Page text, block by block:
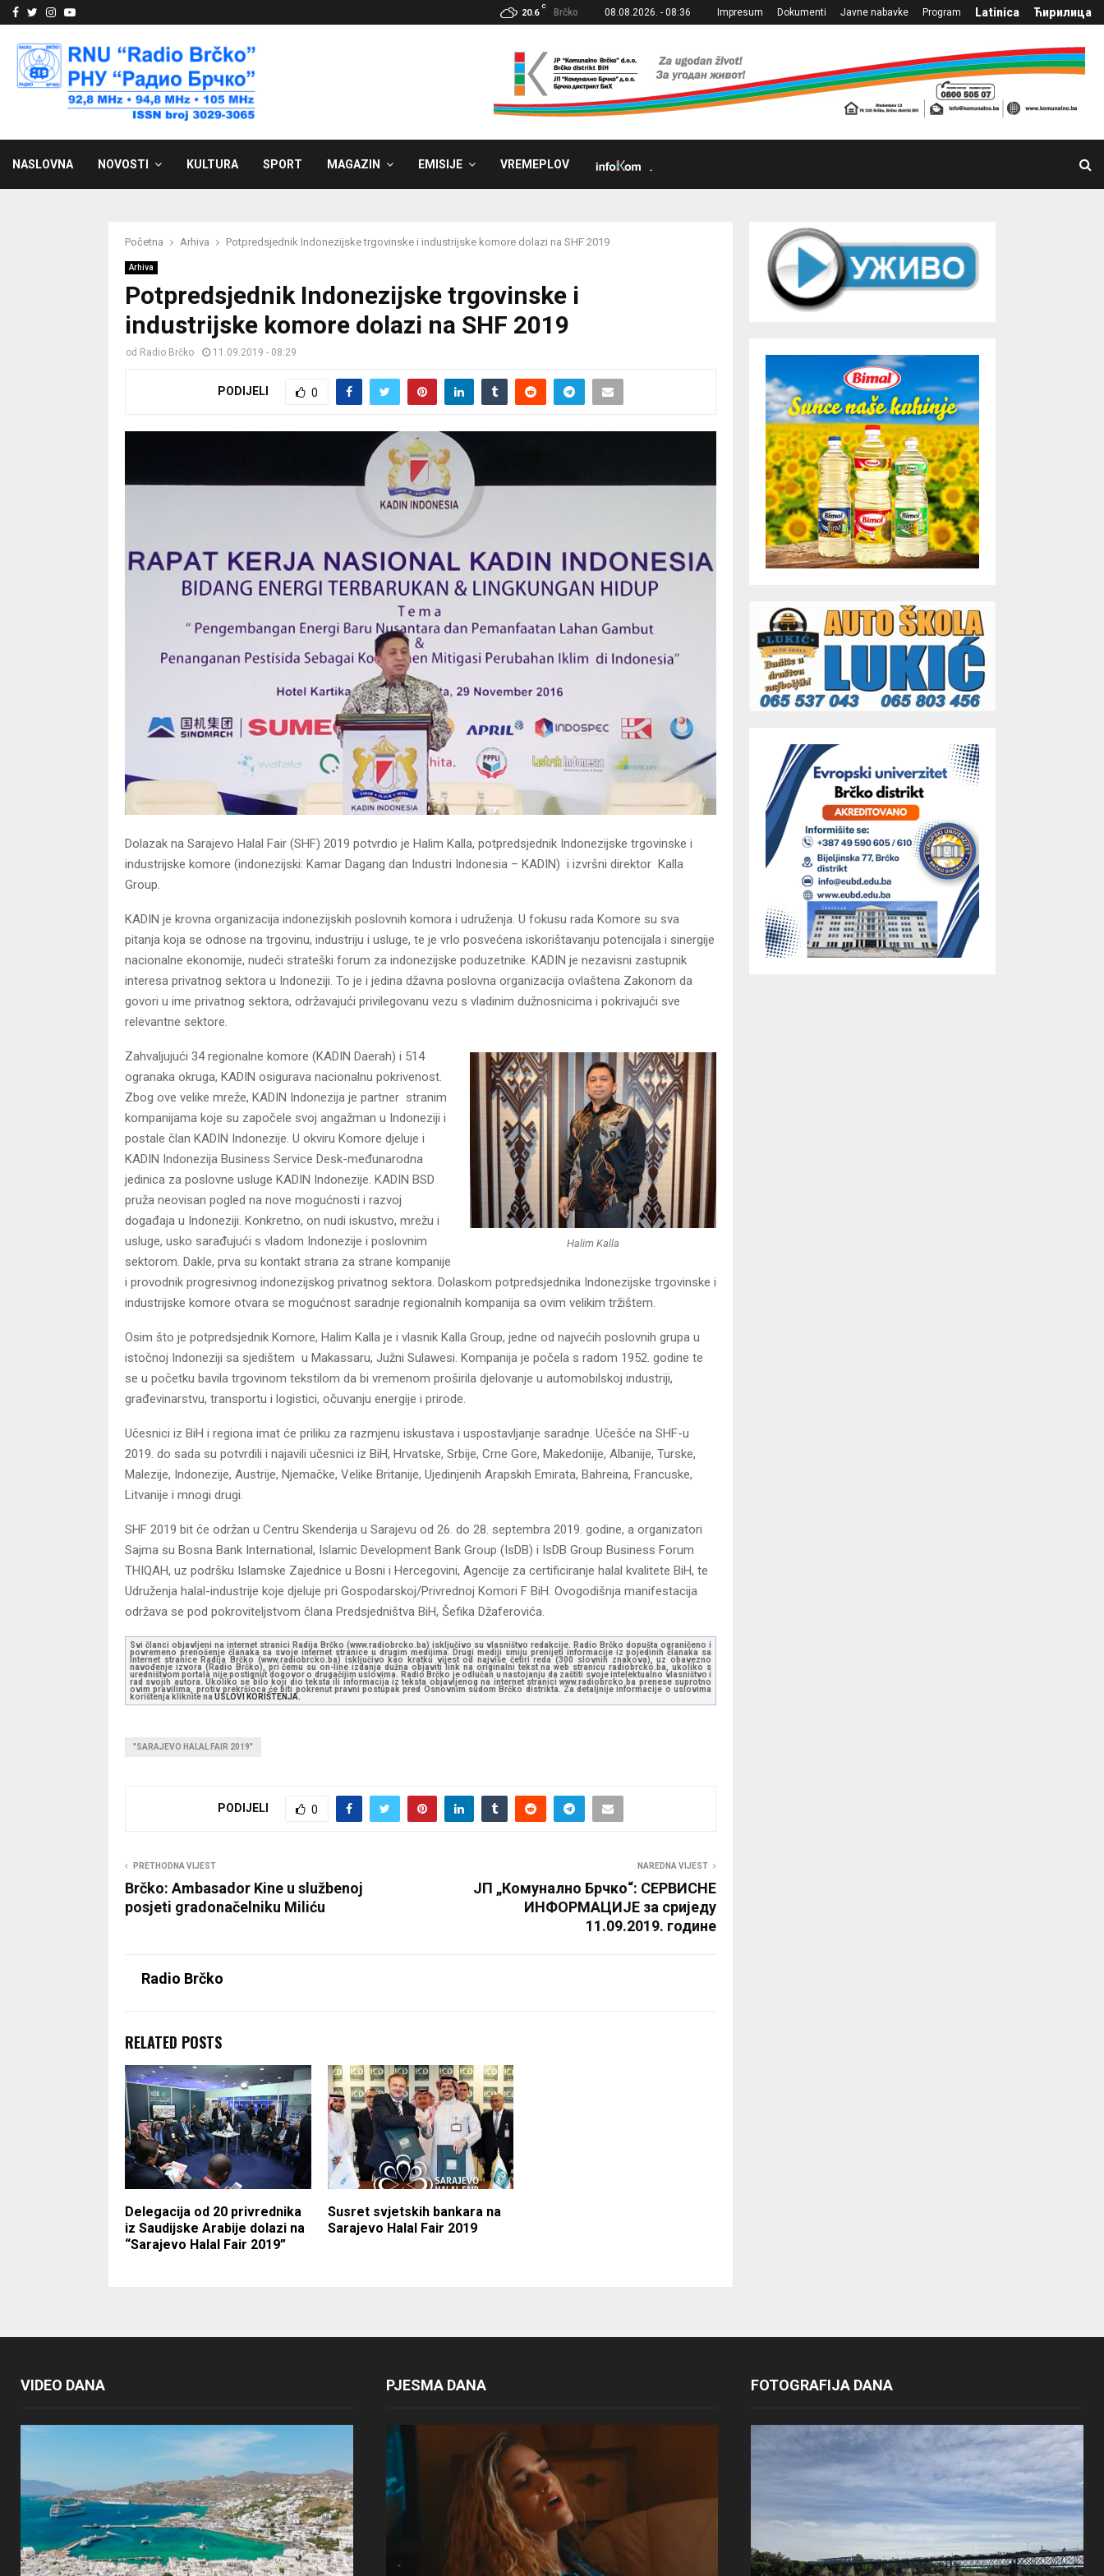
Facebook
Twitter
Instagram
Youtube 20.6
C
Brčko 08.08.2026. - 08:36 Impresum Dokumenti Javne nabavke Program Latinica Ћирилица
NASLOVNA NOVOSTI KULTURA SPORT MAGAZIN EMISIJE VREMEPLOV
Početna Arhiva Potpredsjednik Indonezijske trgovinske i industrijske komore dolazi na SHF 2019
Arhiva
Potpredsjednik Indonezijske trgovinske i
industrijske komore dolazi na SHF 2019
od Radio Brčko 11.09.2019 - 08:29
PODIJELI 0
Dolazak na Sarajevo Halal Fair (SHF) 2019 potvrdio je Halim Kalla, potpredsjednik Indonezijske trgovinske i
industrijske komore (indonezijski: Kamar Dagang dan Industri Indonesia – KADIN) i izvršni direktor Kalla
Group.
KADIN je krovna organizacija indonezijskih poslovnih komora i udruženja. U fokusu rada Komore su sva
pitanja koja se odnose na trgovinu, industriju i usluge, te je vrlo posvećena iskorištavanju potencijala i sinergije
nacionalne ekonomije, nudeći strateški forum za indonezijske poduzetnike. KADIN je nezavisni zastupnik
interesa privatnog sektora u Indoneziji. To je i jedina džavna poslovna organizacija ovlaštena Zakonom da
govori u ime privatnog sektora, održavajući privilegovanu vezu s vladinim dužnosnicima i pokrivajući sve
relevantne sektore.
Halim Kalla
Zahvaljujući 34 regionalne komore (KADIN Daerah) i 514
ogranaka okruga, KADIN osigurava nacionalnu pokrivenost.
Zbog ove velike mreže, KADIN Indonezija je partner stranim
kompanijama koje su započele svoj angažman u Indoneziji i
postale član KADIN Indonezije. U okviru Komore djeluje i
KADIN Indonezija Business Service Desk-međunarodna
jedinica za poslovne usluge KADIN Indonezije. KADIN BSD
pruža neovisan pogled na nove mogućnosti i razvoj
događaja u Indoneziji. Konkretno, on nudi iskustvo, mrežu i
usluge, usko sarađujući s vladom Indonezije i poslovnim
sektorom. Dakle, prva su kontakt strana za strane kompanije
i provodnik progresivnog indonezijskog privatnog sektora. Dolaskom potpredsjednika Indonezijske trgovinske i
industrijske komore otvara se mogućnost saradnje regionalnih kompanija sa ovim velikim tržištem.
Osim što je potpredsjednik Komore, Halim Kalla je i vlasnik Kalla Group, jedne od najvećih poslovnih grupa u
istočnoj Indoneziji sa sjedištem u Makassaru, Južni Sulawesi. Kompanija je počela s radom 1952. godine te
se u početku bavila trgovinom tekstilom da bi vremenom proširila djelovanje u automobilskoj industriji,
građevinarstvu, transportu i logistici, očuvanju energije i prirode.
Učesnici iz BiH i regiona imat će priliku za razmjenu iskustava i uspostavljanje saradnje. Učešće na SHF-u
2019. do sada su potvrdili i najavili učesnici iz BiH, Hrvatske, Srbije, Crne Gore, Makedonije, Albanije, Turske,
Malezije, Indonezije, Austrije, Njemačke, Velike Britanije, Ujedinjenih Arapskih Emirata, Bahreina, Francuske,
Litvanije i mnogi drugi.
SHF 2019 bit će održan u Centru Skenderija u Sarajevu od 26. do 28. septembra 2019. godine, a organizatori
Sajma su Bosna Bank International, Islamic Development Bank Group (IsDB) i IsDB Group Business Forum
THIQAH, uz podršku Islamske Zajednice u Bosni i Hercegovini, Agencije za certificiranje halal kvalitete BiH, te
Udruženja halal-industrije koje djeluje pri Gospodarskoj/Privrednoj Komori F BiH. Ovogodišnja manifestacija
održava se pod pokroviteljstvom člana Predsjedništva BiH, Šefika Džaferovića.
Svi članci objavljeni na internet stranici Radija Brčko (www.radiobrcko.ba) isključivo su vlasništvo redakcije. Radio Brčko dopušta ograničeno i
povremeno prenošenje članaka sa svoje internet stranice u drugim medijima. Drugi mediji smiju prenijeti informacije iz pojedinih članaka sa
Internet stranice Radija Brčko (www.radiobrcko.ba) isključivo kao kratku vijest od najviše četiri reda (300 slovnih znakova), uz obavezno
navođenje izvora (Radio Brčko), pri čemu su on-line izdanja dužna objaviti link na originalni tekst na web stranicu radiobrcko.ba, ukoliko s
uredništvom portala nije postignut dogovor o drugačijim uslovima. Radio Brčko je odlučan u nastojanju da zaštiti svoje intelektualno vlasništvo i
rad svojih autora. Ukoliko se bilo koji dio teksta ili informacija iz teksta objavljenog na internet stranici www.radiobrcko.ba prenese suprotno
ovim pravilima, protiv prekršioca će biti pokrenut pravni postupak pred Osnovnim sudom Brčko distrikta. Za detaljnije informacije o uslovima
korištenja kliknite na USLOVI KORIŠTENJA.
"SARAJEVO HALAL FAIR 2019"
PODIJELI 0
PRETHODNA VIJEST
Brčko: Ambasador Kine u službenoj
posjeti gradonačelniku Miliću
NAREDNA VIJEST
ЈП „Комунално Брчко“: СЕРВИСНЕ
ИНФОРМАЦИЈЕ за сриједу
11.09.2019. године
Radio Brčko
RELATED POSTS
Delegacija od 20 privrednika
iz Saudijske Arabije dolazi na
“Sarajevo Halal Fair 2019”
Susret svjetskih bankara na
Sarajevo Halal Fair 2019
VIDEO DANA PJESMA DANA FOTOGRAFIJA DANA